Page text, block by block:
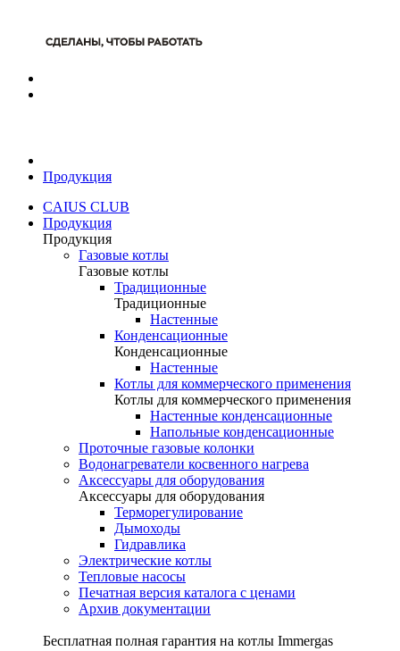
Продукция
CAIUS CLUB
Продукция
Продукция
Газовые котлы
Газовые котлы
Традиционные
Традиционные
Настенные
Конденсационные
Конденсационные
Настенные
Котлы для коммерческого применения
Котлы для коммерческого применения
Настенные конденсационные
Напольные конденсационные
Проточные газовые колонки
Водонагреватели косвенного нагрева
Аксессуары для оборудования
Аксессуары для оборудования
Терморегулирование
Дымоходы
Гидравлика
Электрические котлы
Тепловые насосы
Печатная версия каталога с ценами
Архив документации
Бесплатная полная гарантия на котлы Immergas